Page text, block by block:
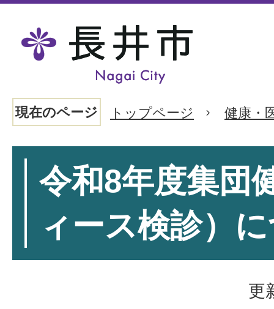
現在のページ トップページ 健康・
令和8年度集団
ィース検診）
更